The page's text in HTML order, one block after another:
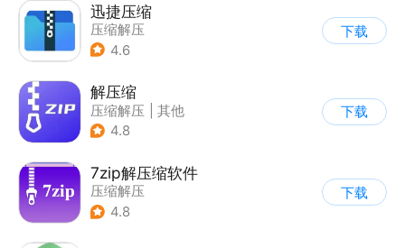
迅捷压缩
压缩解压
4.6
下载
解压缩
压缩解压
其他
4.8
下载
7zip解压缩软件
压缩解压
4.8
下载